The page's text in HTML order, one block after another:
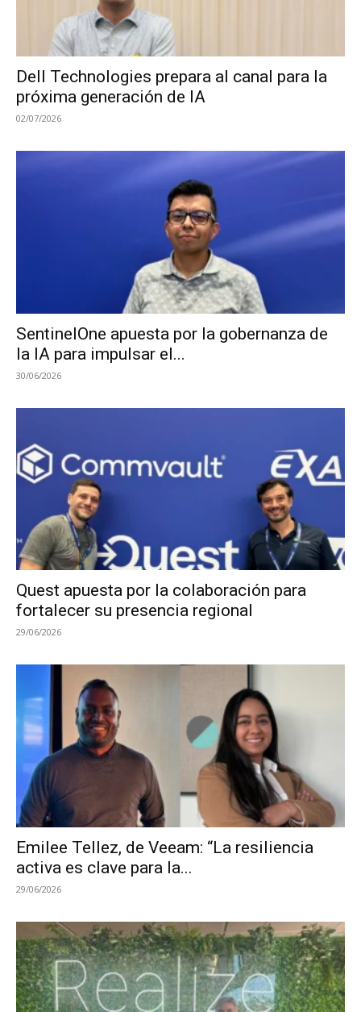
Dell Technologies prepara al canal para la
próxima generación de IA
02/07/2026
SentinelOne apuesta por la gobernanza de
la IA para impulsar el...
30/06/2026
Quest apuesta por la colaboración para
fortalecer su presencia regional
29/06/2026
Emilee Tellez, de Veeam: “La resiliencia
activa es clave para la...
29/06/2026